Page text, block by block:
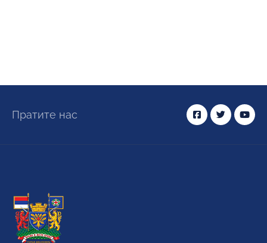
Пратите нас